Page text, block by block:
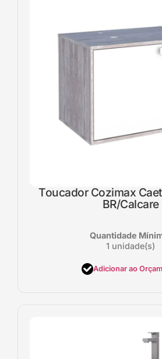
Toucador Cozimax
BR/Calcare
Quantidade
1 unidade(s)
Adicionar ao